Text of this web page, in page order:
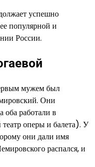
успешно
популярной и
России.
мужем был
Они
оба работали в
оперы и балета). У
они дали имя
распался, и